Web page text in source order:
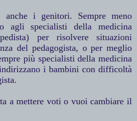
i genitori. Sempre meno
agli specialisti della medicina
per risolvere situazioni
del pedagogista, o per meglio
più specialisti della medicina
i bambini con difficoltà
a mettere voti o vuoi cambiare il